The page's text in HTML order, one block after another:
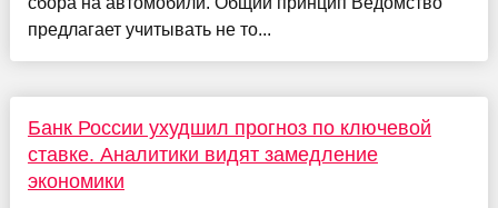
предлагает учитывать не то...
Банк России ухудшил прогноз по ключевой
ставке. Аналитики видят замедление
экономики